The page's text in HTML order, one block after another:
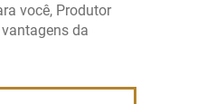
você, Produtor
da